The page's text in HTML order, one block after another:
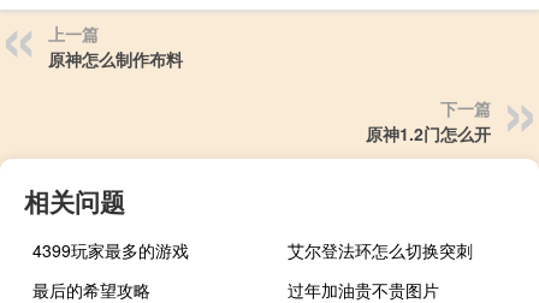
上一篇
原神怎么制作布料
下一篇
原神1.2门怎么开
相关问题
4399玩家最多的游戏
艾尔登法环怎么切换突刺
最后的希望攻略
过年加油贵不贵图片